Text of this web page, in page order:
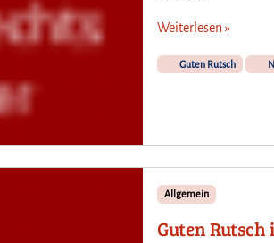
Weiterlesen »
Guten Rutsch
Allgemein
Guten